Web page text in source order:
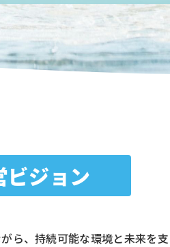
ビジョン
ら、持続可能な環境と未来を支